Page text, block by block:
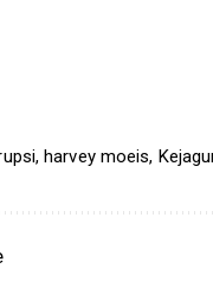
, harvey moeis,